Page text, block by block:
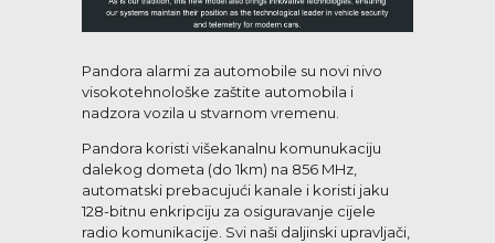
Pandora alarmi za automobile su novi nivo
visokotehnološke zaštite automobila i
nadzora vozila u stvarnom vremenu.
Pandora koristi višekanalnu komunukaciju
dalekog dometa (do 1km) na 856 MHz,
automatski prebacujući kanale i koristi jaku
128-bitnu enkripciju za osiguravanje cijele
radio komunikacije. Svi naši daljinski upravljači,